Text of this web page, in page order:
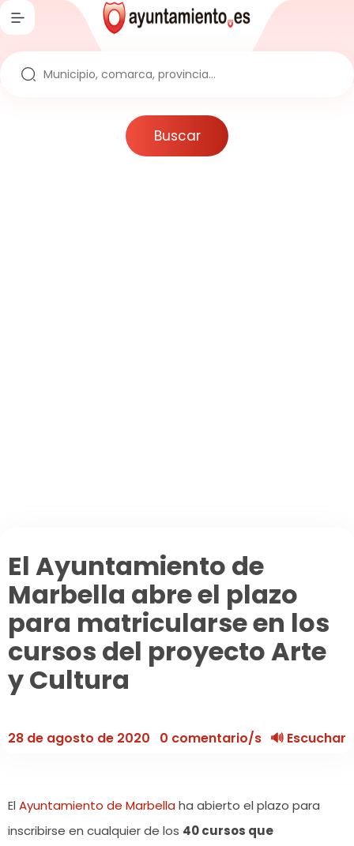
Inicio
Ayuntamientos
Buscar
El Ayuntamiento de
Marbella abre el plazo
para matricularse en los
cursos del proyecto Arte
y Cultura
28 de agosto de 2020 0 comentario/s 🔊 Escuchar
El Ayuntamiento de Marbellaha abierto el plazo para
inscribirse en cualquier de los 40 cursos que